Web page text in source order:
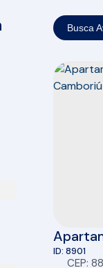
Busca
8901
CEP: